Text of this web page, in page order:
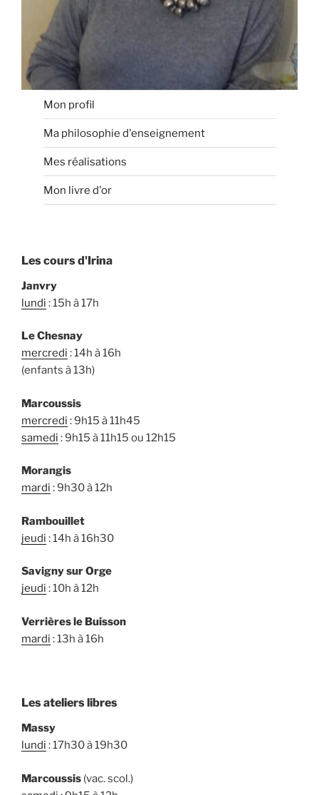
Mon profil
Ma philosophie d'enseignement
Mes réalisations
Mon livre d'or
Les cours d'Irina
Janvry
lundi : 15h à 17h
Le Chesnay
mercredi : 14h à 16h
(enfants à 13h)
Marcoussis
mercredi : 9h15 à 11h45
samedi : 9h15 à 11h15 ou 12h15
Morangis
mardi : 9h30 à 12h
Rambouillet
jeudi : 14h à 16h30
Savigny sur Orge
jeudi : 10h à 12h
Verrières le Buisson
mardi : 13h à 16h
Les ateliers libres
Massy
lundi : 17h30 à 19h30
Marcoussis (vac. scol.)